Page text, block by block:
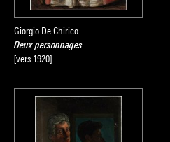
Giorgio De Chirico
Deux personnages
[vers 1920]